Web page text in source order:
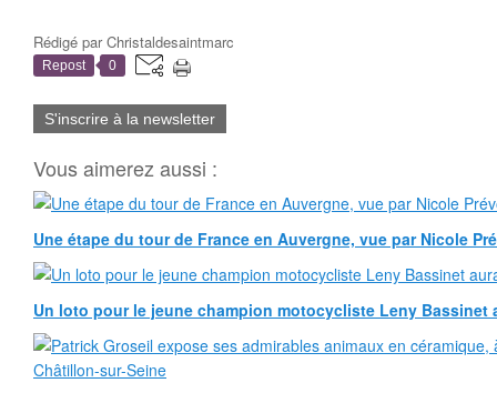
Rédigé parChristaldesaintmarc
Repost 0
S'inscrire à la newsletter
Vous aimerez aussi :
Une étape du tour de France en Auvergne, vue par Nicole
Un loto pour le jeune champion motocycliste Leny Bassinet